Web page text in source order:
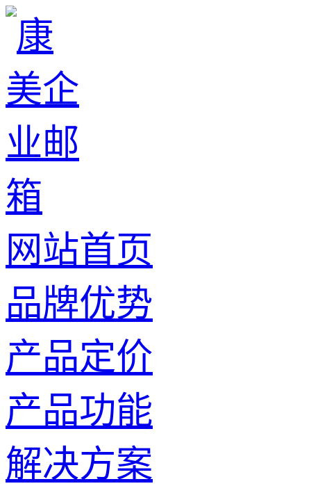
网站首页
品牌优势
产品定价
产品功能
解决方案